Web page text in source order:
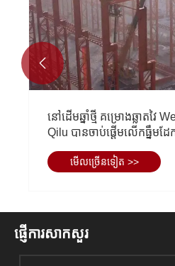
នៅដើមឆ្នាំថ្មី គម្រោងឆ្លាតវៃ
Qilu បានចាប់ផ្តើមលើកធ្នឹមដែ
មើល​ច្រើន​ទៀត >>

ផ្ញើការសាកសួរ